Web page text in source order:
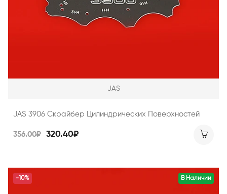
JAS
JAS 3906 Скрайбер Цилиндрических Поверхностей
356.00₽ 320.40₽
В Наличии
-10%